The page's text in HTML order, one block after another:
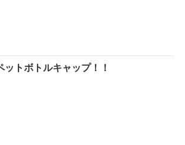
ットボトルキャップ！！